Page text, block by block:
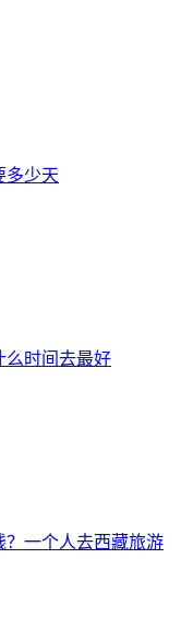
多少天
么时间去最好
？一个人去西藏旅游